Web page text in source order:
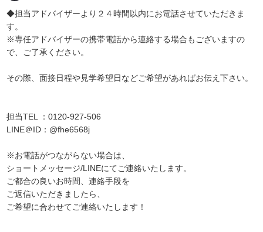
◆担当アドバイザーより２４時間以内にお電話させていただきま
す。
※専任アドバイザーの携帯電話から連絡する場合もございますの
で、ご了承ください。
その際、面接日程や見学希望日などご希望があればお伝え下さい。
担当TEL ：0120-927-506
LINE＠ID：@fhe6568j
※お電話がつながらない場合は、
ショートメッセージ/LINEにてご連絡いたします。
ご都合の良いお時間、連絡手段を
ご返信いただきましたら、
ご希望に合わせてご連絡いたします！